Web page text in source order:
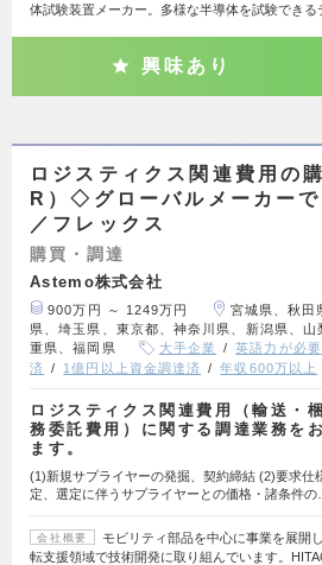
体試験装置メーカー。多様な半導体を試験できる
興味あり
ロジスティクス関連費用の
R）◇グローバルメーカー
／フレックス
購買・調達
Astemo株式会社
900万円 ～ 1249万円
宮城県、秋田
県、埼玉県、東京都、神奈川県、新潟県、山
重県、福岡県
大手企業 英語力が必要
済
1億円以上資金調達済 年収600万以上
ロジスティクス関連費用（輸送・
務委託費用）に関する調達業務を
ます。
(1)新規サプライヤーの発掘、契約締結 (2)要求仕
定、選定に伴うサプライヤーとの価格・諸条件の…
会社概要
モビリティ部品を中心に事業を展開
転支援領域で技術開発に取り組んでいます。